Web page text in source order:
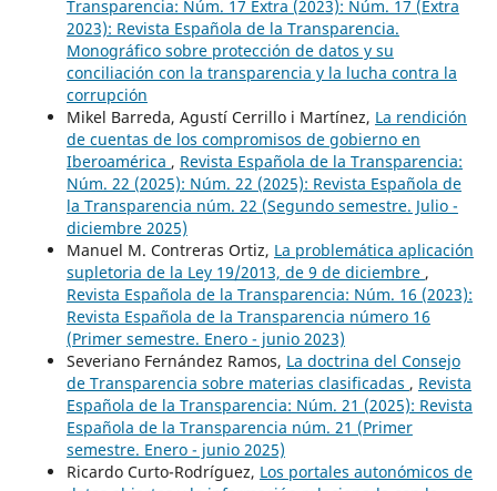
Transparencia: Núm. 17 Extra (2023): Núm. 17 (Extra
2023): Revista Española de la Transparencia.
Monográfico sobre protección de datos y su
conciliación con la transparencia y la lucha contra la
corrupción
Mikel Barreda, Agustí Cerrillo i Martínez, La rendición
de cuentas de los compromisos de gobierno en
Iberoamérica , Revista Española de la Transparencia:
Núm. 22 (2025): Núm. 22 (2025): Revista Española de
la Transparencia núm. 22 (Segundo semestre. Julio -
diciembre 2025)
Manuel M. Contreras Ortiz, La problemática aplicación
supletoria de la Ley 19/2013, de 9 de diciembre ,
Revista Española de la Transparencia: Núm. 16 (2023):
Revista Española de la Transparencia número 16
(Primer semestre. Enero - junio 2023)
Severiano Fernández Ramos, La doctrina del Consejo
de Transparencia sobre materias clasificadas , Revista
Española de la Transparencia: Núm. 21 (2025): Revista
Española de la Transparencia núm. 21 (Primer
semestre. Enero - junio 2025)
Ricardo Curto-Rodríguez, Los portales autonómicos de